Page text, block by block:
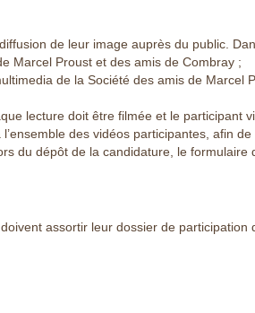
de leur image auprès du public.
Marcel Proust et des amis de Combray ;
de la Société des amis de Marcel
lecture doit être filmée et le participant
des vidéos participantes, afin
du dépôt de la candidature, le
assortir leur dossier de